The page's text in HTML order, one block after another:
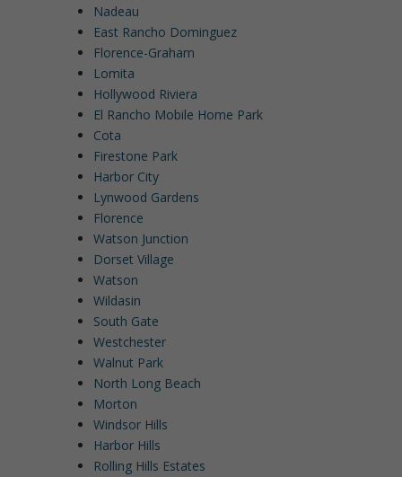
Nadeau
East Rancho Dominguez
Florence-Graham
Lomita
Hollywood Riviera
El Rancho Mobile Home Park
Cota
Firestone Park
Harbor City
Lynwood Gardens
Florence
Watson Junction
Dorset Village
Watson
Wildasin
South Gate
Westchester
Walnut Park
North Long Beach
Morton
Windsor Hills
Harbor Hills
Rolling Hills Estates